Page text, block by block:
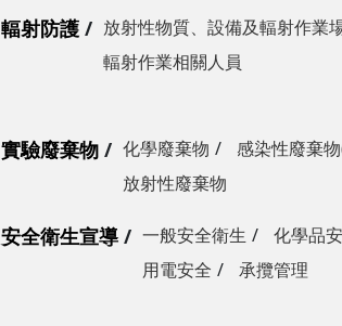
輻射防護 放射性物質、設備及輻射作業
輻射作業相關人員
實驗廢棄物 化學廢棄物
感染性廢棄
放射性廢棄物
安全衛生宣導 一般安全衛生 化學品
用電安全
承攬管理